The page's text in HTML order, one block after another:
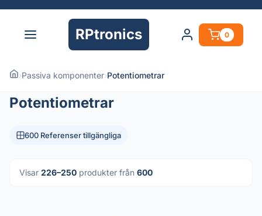
RPtronics 0
›Passiva komponenter›Potentiometrar
Potentiometrar
600 Referenser tillgängliga
Visar 226–250 produkter från 600